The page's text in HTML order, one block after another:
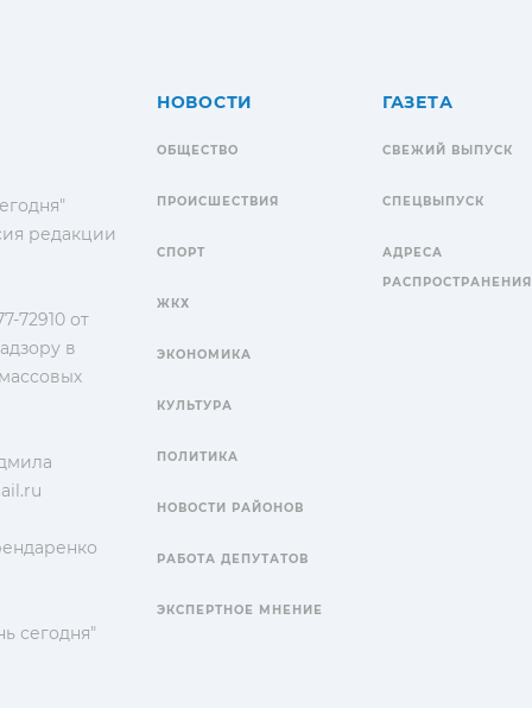
редакции
72910 от
в
сегодня"
НОВОСТИ
ОБЩЕСТВО
ПРОИСШЕСТВИЯ
СПОРТ
ЖКХ
ЭКОНОМИКА
КУЛЬТУРА
ПОЛИТИКА
НОВОСТИ РАЙОНОВ
РАБОТА ДЕПУТАТОВ
ЭКСПЕРТНОЕ МНЕНИЕ
ГАЗЕТА
СВЕЖИЙ ВЫПУСК
СПЕЦВЫПУСК
АДРЕСА
РАСПРОСТРАНЕНИЯ